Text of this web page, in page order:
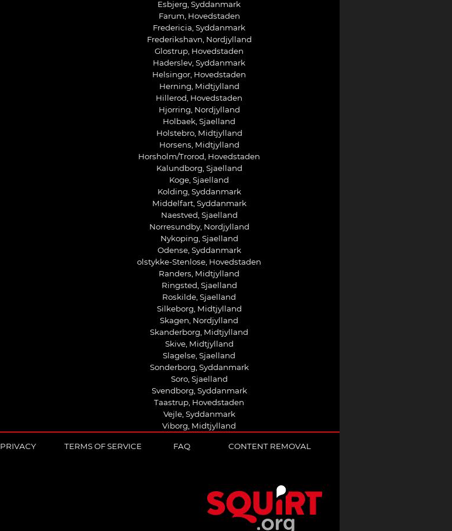
Esbjerg, Syddanmark
Farum, Hovedstaden
Fredericia, Syddanmark
Frederikshavn, Nordjylland
Glostrup, Hovedstaden
Haderslev, Syddanmark
Helsingor, Hovedstaden
Herning, Midtjylland
Hillerod, Hovedstaden
Hjorring, Nordjylland
Holbaek, Sjaelland
Holstebro, Midtjylland
Horsens, Midtjylland
Horsholm/Trorod, Hovedstaden
Kalundborg, Sjaelland
Koge, Sjaelland
Kolding, Syddanmark
Middelfart, Syddanmark
Naestved, Sjaelland
Norresundby, Nordjylland
Nykoping, Sjaelland
Odense, Syddanmark
olstykke-Stenlose, Hovedstaden
Randers, Midtjylland
Ringsted, Sjaelland
Roskilde, Sjaelland
Silkeborg, Midtjylland
Skagen, Nordjylland
Skanderborg, Midtjylland
Skive, Midtjylland
Slagelse, Sjaelland
Sonderborg, Syddanmark
Soro, Sjaelland
Svendborg, Syddanmark
Taastrup, Hovedstaden
Vejle, Syddanmark
Viborg, Midtjylland
PRIVACY TERMS OF SERVICE FAQ CONTENT REMOVAL